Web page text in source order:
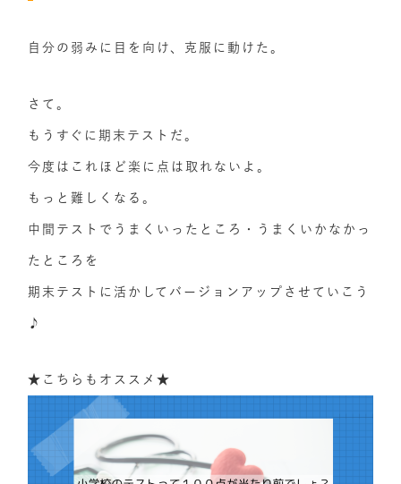
自分の弱みに目を向け、克服に動けた。
さて。
もうすぐに期末テストだ。
今度はこれほど楽に点は取れないよ。
もっと難しくなる。
中間テストでうまくいったところ・うまくいかなかっ
たところを
期末テストに活かしてバージョンアップさせていこう
♪
★こちらもオススメ★